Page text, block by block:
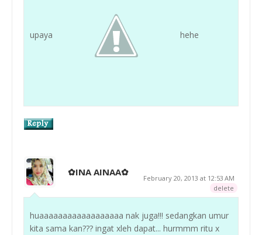
upaya hehe
✿INA AINAA✿
February 20, 2013 at 12:53 AM
delete
huaaaaaaaaaaaaaaaaaa nak juga!!! sedangkan umur
kita sama kan??? ingat xleh dapat... hurmmm ritu x